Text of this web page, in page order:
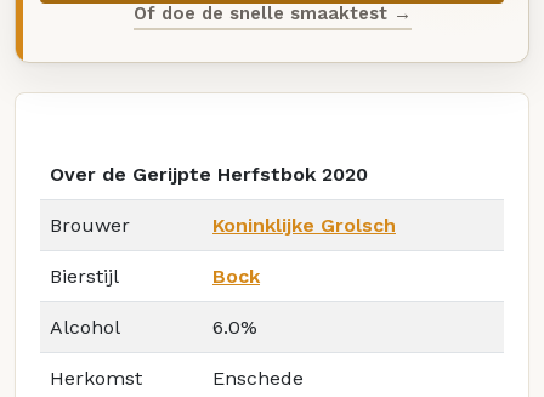
Of doe de snelle smaaktest →
Over de Gerijpte Herfstbok 2020
Brouwer Koninklijke Grolsch
Bierstijl Bock
Alcohol 6.0%
Herkomst Enschede